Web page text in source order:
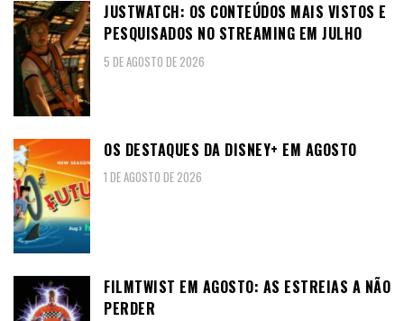
JUSTWATCH: OS CONTEÚDOS MAIS VISTOS E
PESQUISADOS NO STREAMING EM JULHO
5 DE AGOSTO DE 2026
OS DESTAQUES DA DISNEY+ EM AGOSTO
1 DE AGOSTO DE 2026
FILMTWIST EM AGOSTO: AS ESTREIAS A NÃO
PERDER